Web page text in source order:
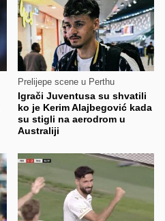
Prelijepe scene u Perthu
Igrači Juventusa su shvatili
ko je Kerim Alajbegović kada
su stigli na aerodrom u
Australiji